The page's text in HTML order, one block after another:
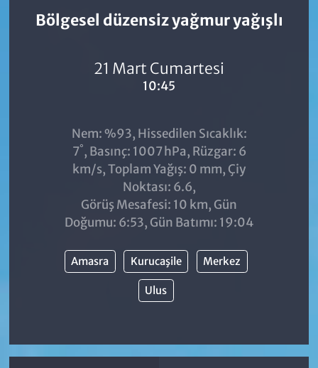
Bölgesel düzensiz yağmur yağışlı
21 Mart Cumartesi
10:45
Nem: %93, Hissedilen Sıcaklık:
7°, Basınç: 1007 hPa, Rüzgar: 6
km/s, Toplam Yağış: 0 mm, Çiy
Noktası: 6.6,
Görüş Mesafesi: 10 km, Gün
Doğumu: 6:53, Gün Batımı: 19:04
Amasra Kurucaşile Merkez
Ulus